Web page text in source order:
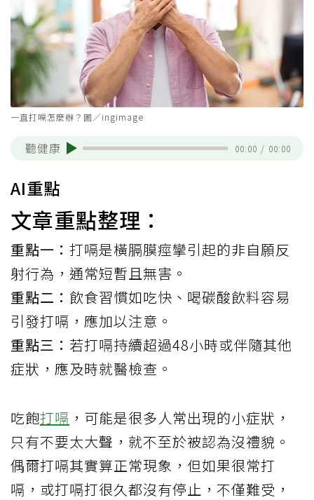
一直打嗝怎麼辦？圖／ingimage
聽健康 00:00 / 00:00
AI重點
文章重點整理：
重點一： 打嗝是橫膈膜痙攣引起的非自願反
射行為，通常短暫且無害。
重點二： 飲食習慣如吃快、喝碳酸飲料容易
引發打嗝，應加以注意。
重點三： 若打嗝持續超過48小時或伴隨其他
症狀，應及時就醫檢查。
吃飽打嗝 ，可能是很多人常出現的小症狀，
只有不要太大聲，就不至於被認為沒禮貌。
偶爾打嗝其實算正常現象，但如果很常打
嗝，或打嗝打很久都沒有停止，不僅難受，